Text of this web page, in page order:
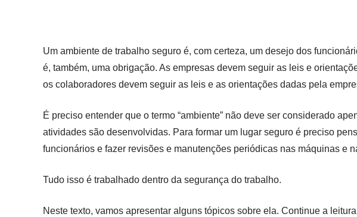
Um ambiente de trabalho seguro é, com certeza, um desejo dos
é, também, uma obrigação. As empresas devem seguir as leis e
os colaboradores devem seguir as leis e as orientações dadas pela
É preciso entender que o termo “ambiente” não deve ser considerado
atividades são desenvolvidas. Para formar um lugar seguro é preciso
funcionários e fazer revisões e manutenções periódicas nas máquinas e
Tudo isso é trabalhado dentro da segurança do trabalho.
Neste texto, vamos apresentar alguns tópicos sobre ela. Continue a